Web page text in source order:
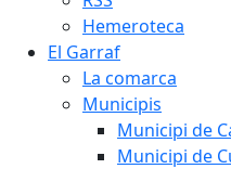
Hemeroteca
El Garraf
La comarca
Municipis
Municipi de
Municipi de